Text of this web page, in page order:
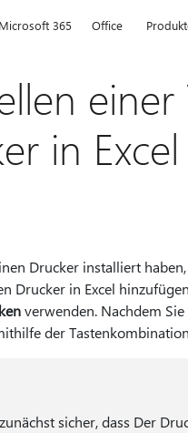
Microsoft 365 Office
in Excel
Drucker installiert
Drucker in Excel
verwenden. Nachdem
der
sicher, dass Der